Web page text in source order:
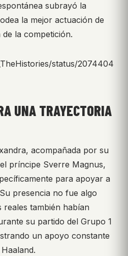
subrayó la
la mejor actuación de
la competición.
status/2074404
UNA TRAYECTORIA
acompañada por su
príncipe Sverre Magnus,
para apoyar a
presencia no fue algo
también habían
su partido del Grupo 1
un apoyo constante